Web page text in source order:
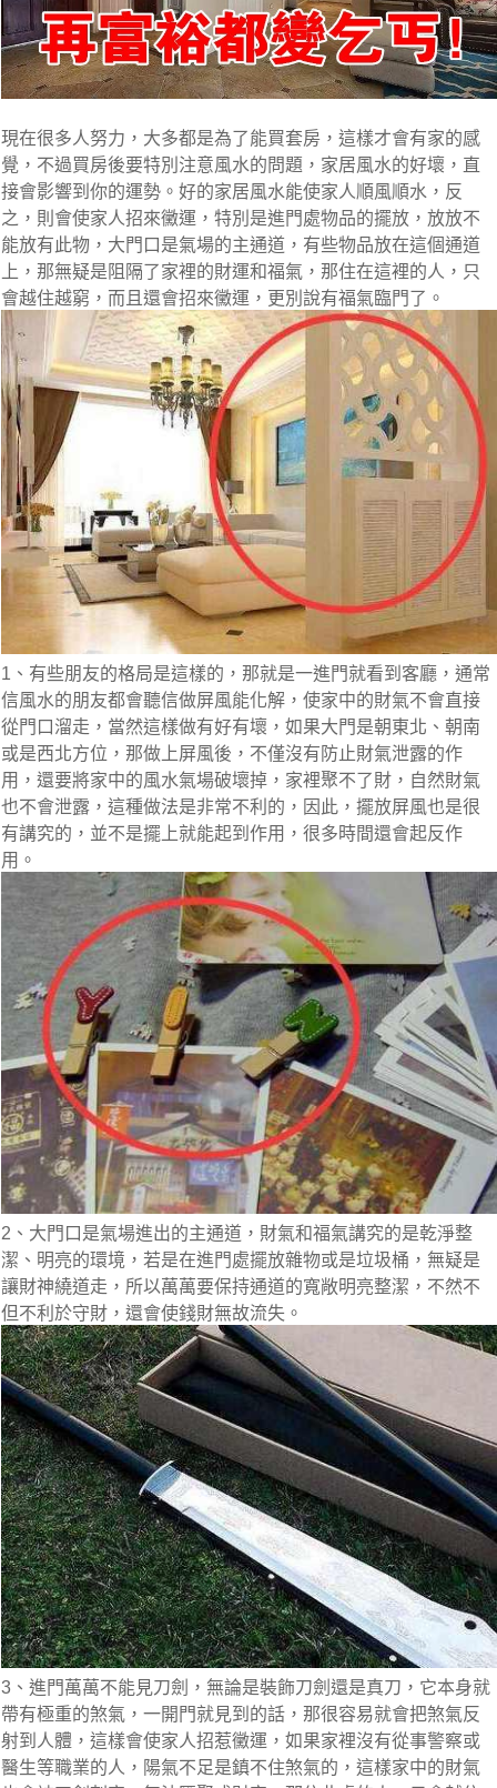
現在很多人努力，大多都是為了能買套房，這樣才會有家的感
覺，不過買房後要特別注意風水的問題，家居風水的好壞，直
接會影響到你的運勢。好的家居風水能使家人順風順水，反
之，則會使家人招來黴運，特別是進門處物品的擺放，放放不
能放有此物，大門口是氣場的主通道，有些物品放在這個通道
上，那無疑是阻隔了家裡的財運和福氣，那住在這裡的人，只
會越住越窮，而且還會招來黴運，更別說有福氣臨門了。
1、有些朋友的格局是這樣的，那就是一進門就看到客廳，通常
信風水的朋友都會聽信做屏風能化解，使家中的財氣不會直接
從門口溜走，當然這樣做有好有壞，如果大門是朝東北、朝南
或是西北方位，那做上屏風後，不僅沒有防止財氣泄露的作
用，還要將家中的風水氣場破壞掉，家裡聚不了財，自然財氣
也不會泄露，這種做法是非常不利的，因此，擺放屏風也是很
有講究的，並不是擺上就能起到作用，很多時間還會起反作
用。
2、大門口是氣場進出的主通道，財氣和福氣講究的是乾淨整
潔、明亮的環境，若是在進門處擺放雜物或是垃圾桶，無疑是
讓財神繞道走，所以萬萬要保持通道的寬敞明亮整潔，不然不
但不利於守財，還會使錢財無故流失。
3、進門萬萬不能見刀劍，無論是裝飾刀劍還是真刀，它本身就
帶有極重的煞氣，一開門就見到的話，那很容易就會把煞氣反
射到人體，這樣會使家人招惹黴運，如果家裡沒有從事警察或
醫生等職業的人，陽氣不足是鎮不住煞氣的，這樣家中的財氣